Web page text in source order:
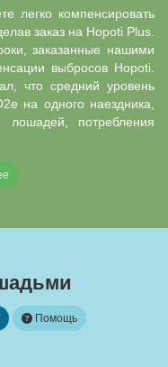
легко компенсировать
заказ на Hopoti Plus.
заказанные нашими
выбросов Hopoti.
что средний уровень
на одного наездника,
потребления
Помощь